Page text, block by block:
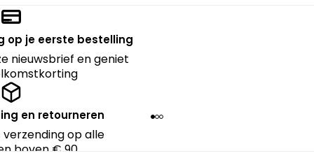
op je eerste bestelling
nieuwsbrief en geniet
en retourneren
op alle
boven € 90.